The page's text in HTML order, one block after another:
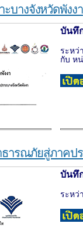
างจังหวัดพังงา
บันทึ
ระหว่
กับ ห
ธารณภัยสู่ภาคป
บันทึ
ระหว่